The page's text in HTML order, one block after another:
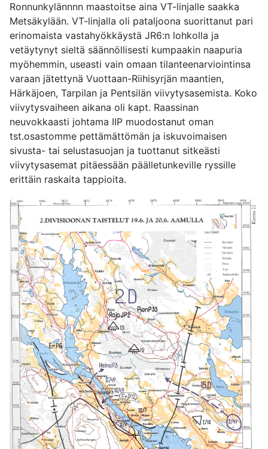
Ronnunkylännnn maastoitse aina VT-linjalle saakka
Metsäkylään. VT-linjalla oli pataljoona suorittanut pari
erinomaista vastahyökkäystä JR6:n lohkolla ja
vetäytynyt sieltä säännöllisesti kumpaakin naapuria
myöhemmin, useasti vain omaan tilanteenarviointinsa
varaan jätettynä Vuottaan-Riihisyrjän maantien,
Härkäjoen, Tarpilan ja Pentsilän viivytysasemista. Koko
viivytysvaiheen aikana oli kapt. Raassinan
neuvokkaasti johtama IIP muodostanut oman
tst.osastomme pettämättömän ja iskuvoimaisen
sivusta- tai selustasuojan ja tuottanut sitkeästi
viivytysasemat pitäessään päälletunkeville ryssille
erittäin raskaita tappioita.